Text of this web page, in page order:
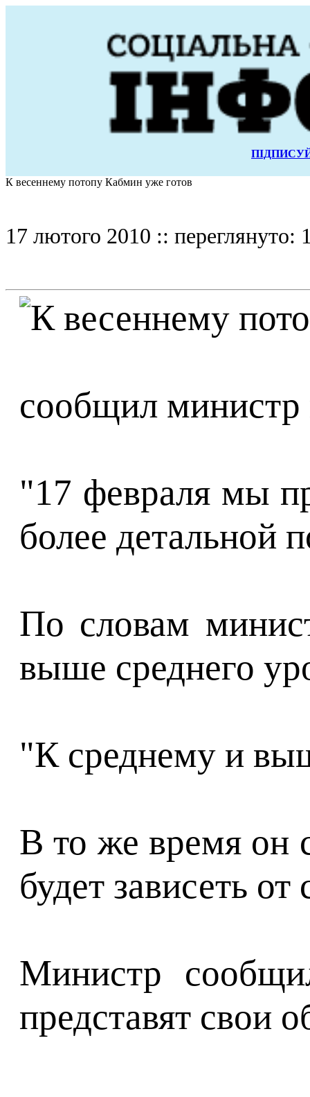
К весеннему потопу Кабмин уже готов
17 лютого 2010 :: переглянуто:
сообщил министр
"17 февраля мы
более детальной
По словам
выше среднего
"К среднему и
В то же время он
будет зависеть
Министр
представят свои